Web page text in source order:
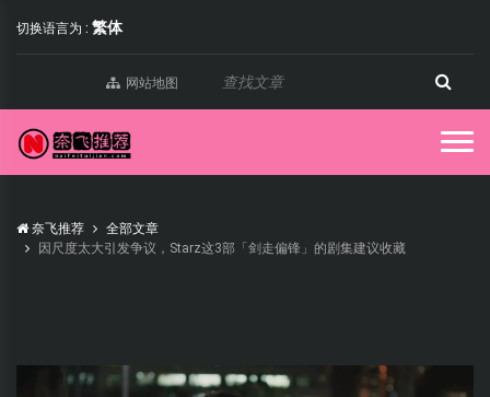
切换语言为 : 繁体
网站地图
奈飞推荐
全部文章
因尺度太大引发争议，Starz这3部「剑走偏锋」的剧集建议收藏